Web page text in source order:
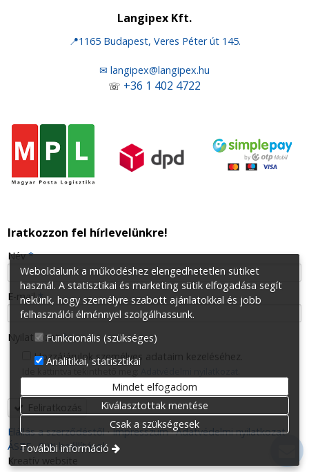
Langipex Kft.
📍1165 Budapest, Veres Péter út 145.
✉ langipex@langipex.hu
☏ +36 1 402 4722
Iratkozzon fel hírlevelünkre!
-
-
-
-
-
Név*
E-mail*
Nyilatkozat*
Hozzájárulok személyes adataim kezeléséhez.
Feliratkozás
Elállás a szerződéstől Impresszum Adatvédelmi nyilatkozat
ÁSZF Süti beállítások
Kreatív website
Weboldalunk a működéshez elengedhetetlen sütiket
használ. A statisztikai és marketing sütik elfogadása segít
nekünk, hogy személyre szabott ajánlatokkal és jobb
felhasználói élménnyel szolgálhassunk.
Funkcionális (szükséges)
Analitikai, statisztikai
Mindet elfogadom
Kiválasztottak mentése
Csak a szükségesek
További információ